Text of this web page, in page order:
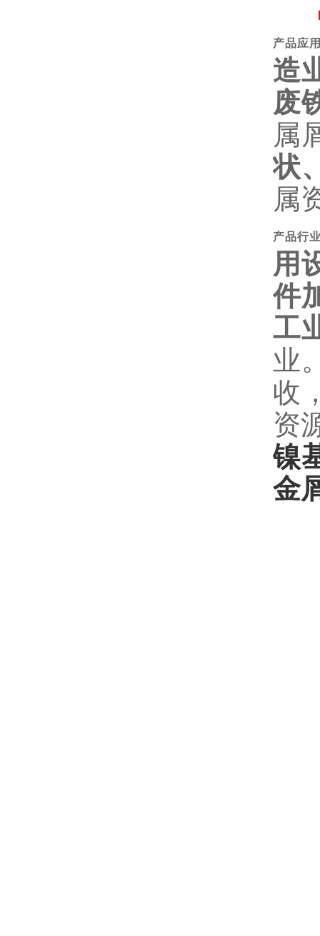
产品应
造
废
属
状
属
产品行
用
件
工
业
收
资
镍
金